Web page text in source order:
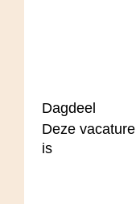
Dagdeel
Deze vacature
is